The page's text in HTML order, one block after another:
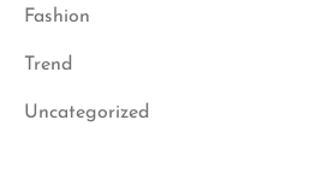
Fashion
Trend
Uncategorized